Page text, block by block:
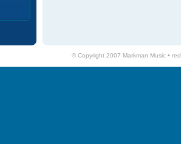
© Copyright 2007 Markman Music •